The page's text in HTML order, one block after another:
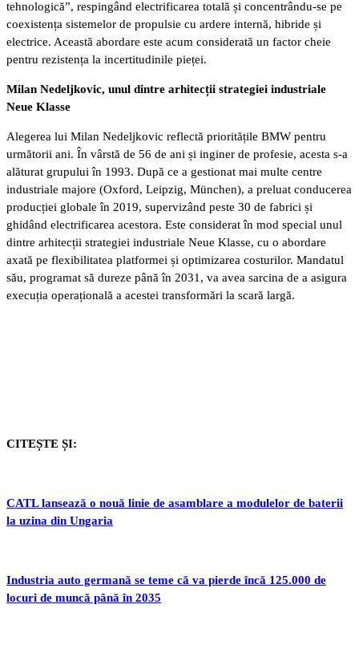
tehnologică”, respingând electrificarea totală și concentrându-se pe
coexistența sistemelor de propulsie cu ardere internă, hibride și
electrice. Această abordare este acum considerată un factor cheie
pentru rezistența la incertitudinile pieței.
Milan Nedeljkovic, unul dintre arhitecții strategiei industriale
Neue Klasse
Alegerea lui Milan Nedeljkovic reflectă prioritățile BMW pentru
următorii ani. În vârstă de 56 de ani și inginer de profesie, acesta s-a
alăturat grupului în 1993. După ce a gestionat mai multe centre
industriale majore (Oxford, Leipzig, München), a preluat conducerea
producției globale în 2019, supervizând peste 30 de fabrici și
ghidând electrificarea acestora. Este considerat în mod special unul
dintre arhitecții strategiei industriale Neue Klasse, cu o abordare
axată pe flexibilitatea platformei și optimizarea costurilor. Mandatul
său, programat să dureze până în 2031, va avea sarcina de a asigura
execuția operațională a acestei transformări la scară largă.
CITEȘTE ȘI:
CATL lansează o nouă linie de asamblare a modulelor de baterii
la uzina din Ungaria
Industria auto germană se teme că va pierde încă 125.000 de
locuri de muncă până în 2035